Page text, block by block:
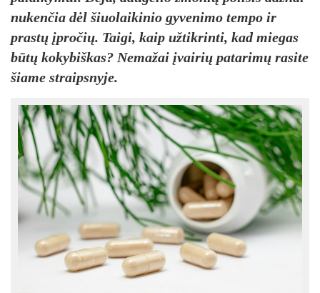
nukenčia dėl šiuolaikinio gyvenimo tempo ir
prastų įpročių. Taigi, kaip užtikrinti, kad miegas
būtų kokybiškas? Nemažai įvairių patarimų rasite
šiame straipsnyje.